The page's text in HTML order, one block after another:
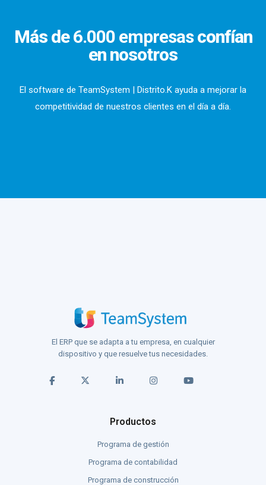
Más de6.000 empresasconfían
en nosotros
El software de TeamSystem | Distrito.K ayuda a mejorar la
competitividad de nuestros clientes en el día a día.
El ERP que se adapta a tu empresa, en cualquier
dispositivo y que resuelve tus necesidades.
Productos
Programa de gestión
Programa de contabilidad
Programa de construcción